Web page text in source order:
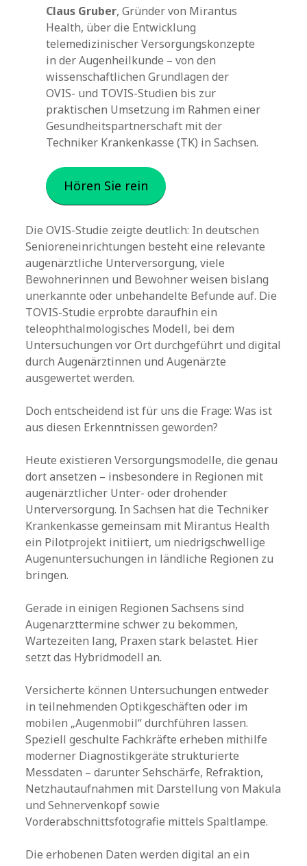
Claus Gruber, Gründer von Mirantus
Health, über die Entwicklung
telemedizinischer Versorgungskonzepte
in der Augenheilkunde – von den
wissenschaftlichen Grundlagen der
OVIS- und TOVIS-Studien bis zur
praktischen Umsetzung im Rahmen einer
Gesundheitspartnerschaft mit der
Techniker Krankenkasse (TK) in Sachsen.
Hören Sie rein
Die OVIS-Studie zeigte deutlich: In deutschen
Senioreneinrichtungen besteht eine relevante
augenärztliche Unterversorgung, viele
Bewohnerinnen und Bewohner weisen bislang
unerkannte oder unbehandelte Befunde auf. Die
TOVIS-Studie erprobte daraufhin ein
teleophthalmologisches Modell, bei dem
Untersuchungen vor Ort durchgeführt und digital
durch Augenärztinnen und Augenärzte
ausgewertet werden.
Doch entscheidend ist für uns die Frage: Was ist
aus diesen Erkenntnissen geworden?
Heute existieren Versorgungsmodelle, die genau
dort ansetzen – insbesondere in Regionen mit
augenärztlicher Unter- oder drohender
Unterversorgung. In Sachsen hat die Techniker
Krankenkasse gemeinsam mit Mirantus Health
ein Pilotprojekt initiiert, um niedrigschwellige
Augenuntersuchungen in ländliche Regionen zu
bringen.
Gerade in einigen Regionen Sachsens sind
Augenarzttermine schwer zu bekommen,
Wartezeiten lang, Praxen stark belastet. Hier
setzt das Hybridmodell an.
Versicherte können Untersuchungen entweder
in teilnehmenden Optikgeschäften oder im
mobilen „Augenmobil“ durchführen lassen.
Speziell geschulte Fachkräfte erheben mithilfe
moderner Diagnostikgeräte strukturierte
Messdaten – darunter Sehschärfe, Refraktion,
Netzhautaufnahmen mit Darstellung von Makula
und Sehnervenkopf sowie
Vorderabschnittsfotografie mittels Spaltlampe.
Die erhobenen Daten werden digital an ein